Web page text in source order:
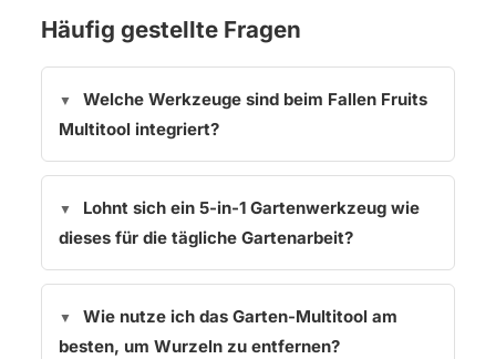
Häufig gestellte Fragen
Welche Werkzeuge sind beim Fallen Fruits
Multitool integriert?
Lohnt sich ein 5-in-1 Gartenwerkzeug wie
dieses für die tägliche Gartenarbeit?
Wie nutze ich das Garten-Multitool am
besten, um Wurzeln zu entfernen?